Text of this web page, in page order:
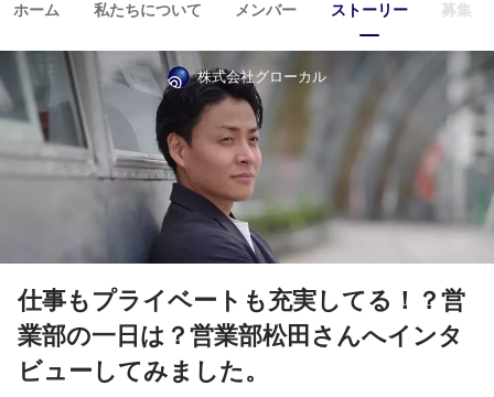
ホーム 私たちについて メンバー ストーリー 募集
株式会社グローカル
仕事もプライベートも充実してる！？営
業部の一日は？営業部松田さんへインタ
ビューしてみました。